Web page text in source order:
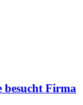
besucht Firma